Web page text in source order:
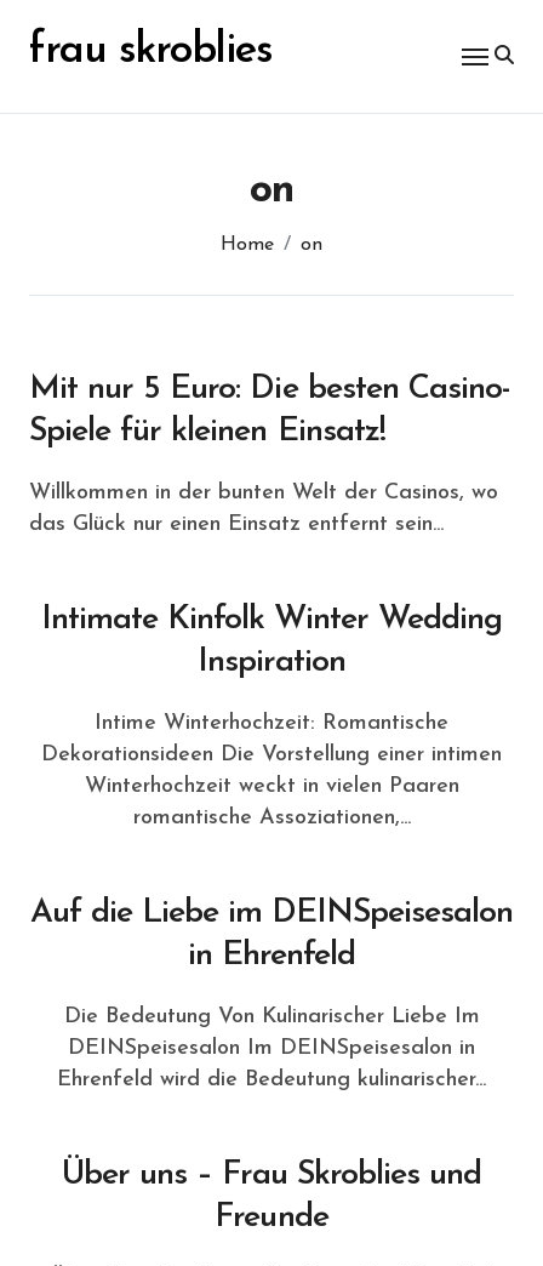
contentfrau skroblies
on
Home on
Mit nur 5 Euro: Die besten Casino-
Spiele für kleinen Einsatz!
Willkommen in der bunten Welt der Casinos, wo
das Glück nur einen Einsatz entfernt sein...
Intimate Kinfolk Winter Wedding
Inspiration
Intime Winterhochzeit: Romantische
Dekorationsideen Die Vorstellung einer intimen
Winterhochzeit weckt in vielen Paaren
romantische Assoziationen,...
Auf die Liebe im DEINSpeisesalon
in Ehrenfeld
Die Bedeutung Von Kulinarischer Liebe Im
DEINSpeisesalon Im DEINSpeisesalon in
Ehrenfeld wird die Bedeutung kulinarischer...
Über uns – Frau Skroblies und
Freunde